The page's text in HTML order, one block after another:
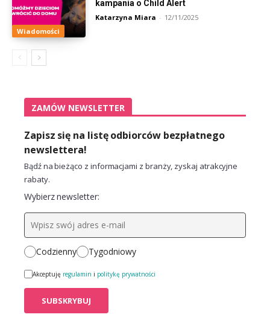
Wiadomości
kampania o Child Alert
Katarzyna Miara - 12/11/2025
ZAMÓW NEWSLETTER
Zapisz się na listę odbiorców bezpłatnego
newslettera!
Bądź na bieżąco z informacjami z branży, zyskaj atrakcyjne
rabaty.
Wybierz newsletter:
Codzienny Tygodniowy
Akceptuję regulamin i politykę prywatności